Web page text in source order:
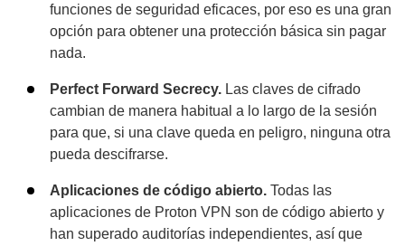
funciones de seguridad eficaces, por eso es una gran
opción para obtener una protección básica sin pagar
nada.
Perfect Forward Secrecy. Las claves de cifrado
cambian de manera habitual a lo largo de la sesión
para que, si una clave queda en peligro, ninguna otra
pueda descifrarse.
Aplicaciones de código abierto. Todas las
aplicaciones de Proton VPN son de código abierto y
han superado auditorías independientes, así que